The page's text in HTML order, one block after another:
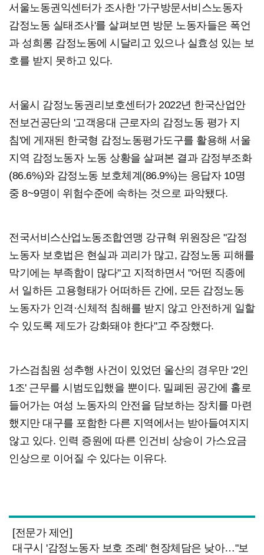
서울노동권익센터가 조사한 '가구방문서비스노동자
감정노동 실태조사'를 살펴보면 방문 노동자들은 폭언
과 성희롱 감정노동에 시달리고 있으나 실효성 있는 보
호를 받지 못하고 있다.
서울시 감정노동권리보호센터가 2022년 한국산업안
전보건공단의 '고객응대 근로자의 감정노동 평가 지
침'에 게재된 한국형 감정노동평가도구를 활용해 서울
지역 감정노동자 노동 상황을 살펴본 결과 감정부조화
(86.6%)와 감정노동 보호체계(86.9%)는 응답자 10명
중 8~9명이 위험수준에 속하는 것으로 파악됐다.
전국서비스산업노동조합연맹 강규혁 위원장은 "감정
노동자 보호법은 현실과 괴리가 많고, 감정노동 피해를
막기에는 부족함이 많다"고 지적하면서 "어떤 직종에
서 일하든 고용형태가 어떠하든 간에, 모든 감정노동
노동자가 인격·신체적 침해를 받지 않고 안전하게 일할
수 있도록 제도가 강화돼야 한다"고 주장했다.
가스검침원 성추행 사건이 있었던 울산의 경우만 '2인
1조' 근무를 시범도입했을 뿐이다. 밀폐된 공간에 홀로
들어가는 여성 노동자의 안전을 담보하는 장치를 마련
했지만 대구를 포함한 다른 지역에서는 받아들여지지
않고 있다. 인력 증원에 따른 인건비 상승이 가스요금
인상으로 이어질 수 있다는 이유다.
[전문가 제언]
대구시 '감정노동자 보호 조례' 현장체담은 낮아…"보